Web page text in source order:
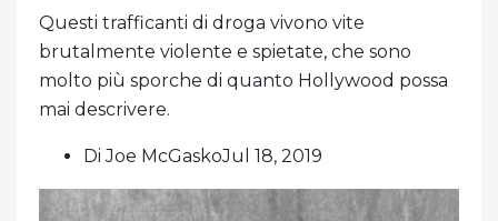
Questi trafficanti di droga vivono vite
brutalmente violente e spietate, che sono
molto più sporche di quanto Hollywood possa
mai descrivere.
Di Joe McGaskoJul 18, 2019